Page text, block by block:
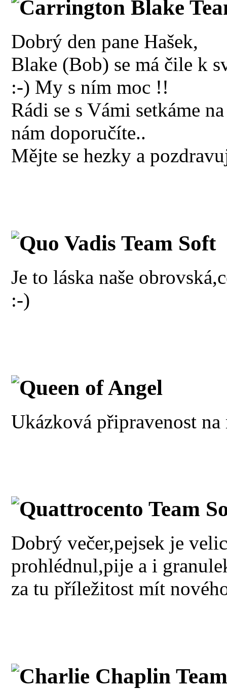
Carrington Blake
Dobrý den pane Hašek,
Blake (Bob) se má čile k
:-) My s ním moc !!
Rádi se s Vámi setkáme
nám doporučíte..
Mějte se hezky a
Quo Vadis Team Soft
Je to láska naše
:-)
Queen of Angel
Ukázková připravenost
Quattrocento Team
Dobrý večer,pejsek je
prohlédnul,pije a i
za tu příležitost mít
Charlie Chaplin